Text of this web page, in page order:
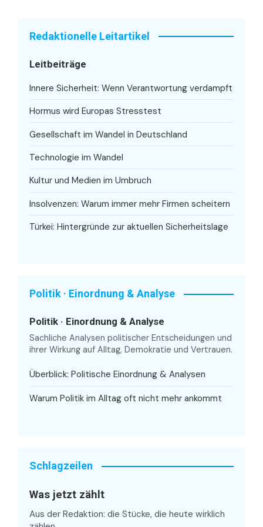
Redaktionelle Leitartikel
Leitbeiträge
Innere Sicherheit: Wenn Verantwortung verdampft
Hormus wird Europas Stresstest
Gesellschaft im Wandel in Deutschland
Technologie im Wandel
Kultur und Medien im Umbruch
Insolvenzen: Warum immer mehr Firmen scheitern
Türkei: Hintergründe zur aktuellen Sicherheitslage
Politik · Einordnung & Analyse
Politik · Einordnung & Analyse
Sachliche Analysen politischer Entscheidungen und
ihrer Wirkung auf Alltag, Demokratie und Vertrauen.
Überblick: Politische Einordnung & Analysen
Warum Politik im Alltag oft nicht mehr ankommt
Schlagzeilen
Was jetzt zählt
Aus der Redaktion: die Stücke, die heute wirklich